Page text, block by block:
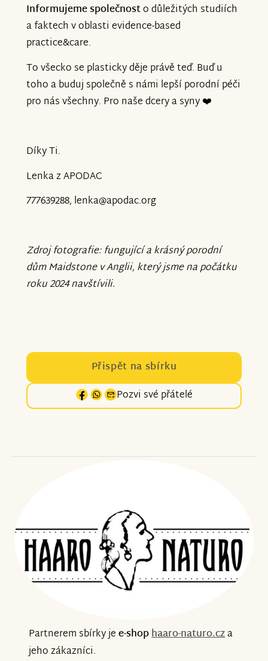
Informujeme společnosto důležitých studiích
a faktech v oblasti evidence-based
practice&care.
To všecko se plasticky děje právě teď. Buď u
toho a buduj společně s námi lepší porodní péči
pro nás všechny. Pro naše dcery a syny ❤️
Díky Ti.
Lenka z APODAC
777639288, lenka@apodac.org
Zdroj fotografie: fungující a krásný porodní
dům Maidstone v Anglii, který jsme na počátku
roku 2024 navštívili.
Přispět na sbírku
Pozvi své přátelé
Partnerem sbírky jee-shophaaro-naturo.cza
jeho zákazníci.